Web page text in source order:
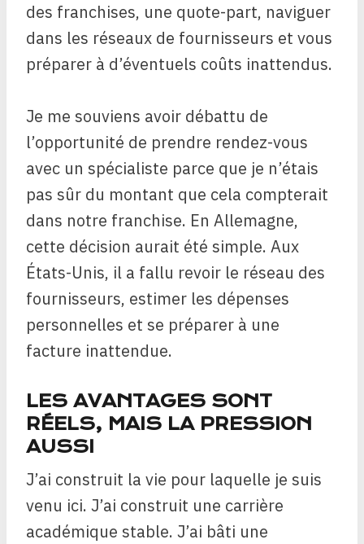
des franchises, une quote-part, naviguer
dans les réseaux de fournisseurs et vous
préparer à d’éventuels coûts inattendus.
Je me souviens avoir débattu de
l’opportunité de prendre rendez-vous
avec un spécialiste parce que je n’étais
pas sûr du montant que cela compterait
dans notre franchise. En Allemagne,
cette décision aurait été simple. Aux
États-Unis, il a fallu revoir le réseau des
fournisseurs, estimer les dépenses
personnelles et se préparer à une
facture inattendue.
LES AVANTAGES SONT
RÉELS, MAIS LA PRESSION
AUSSI
J’ai construit la vie pour laquelle je suis
venu ici. J’ai construit une carrière
académique stable. J’ai bâti une